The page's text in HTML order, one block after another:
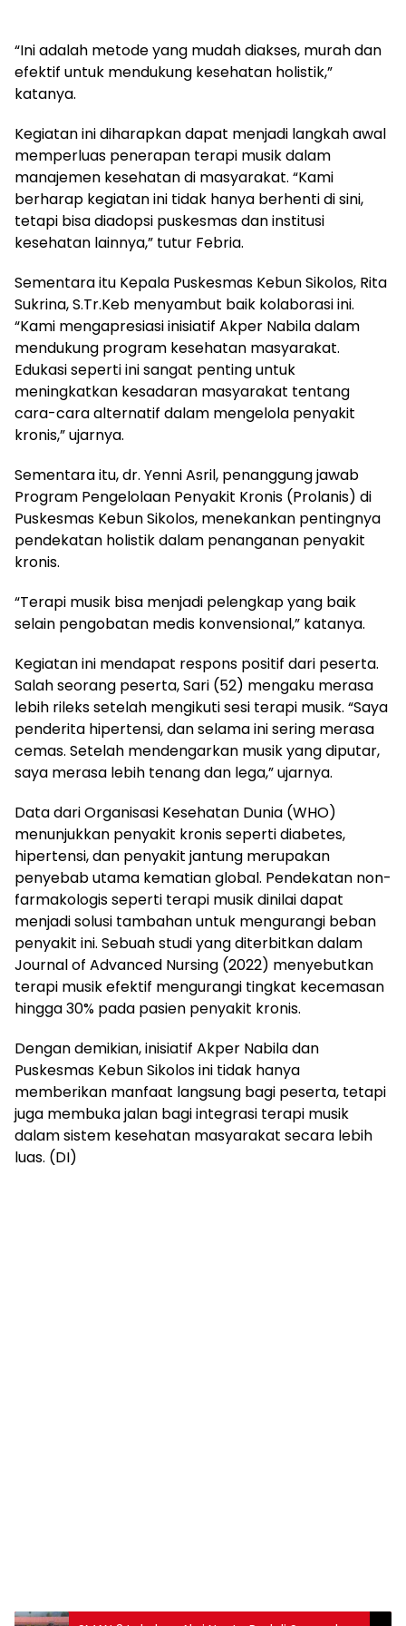
“Ini adalah metode yang mudah diakses, murah dan
efektif untuk mendukung kesehatan holistik,”
katanya.
Kegiatan ini diharapkan dapat menjadi langkah awal
memperluas penerapan terapi musik dalam
manajemen kesehatan di masyarakat. “Kami
berharap kegiatan ini tidak hanya berhenti di sini,
tetapi bisa diadopsi puskesmas dan institusi
kesehatan lainnya,” tutur Febria.
Sementara itu Kepala Puskesmas Kebun Sikolos, Rita
Sukrina, S.Tr.Keb menyambut baik kolaborasi ini.
“Kami mengapresiasi inisiatif Akper Nabila dalam
mendukung program kesehatan masyarakat.
Edukasi seperti ini sangat penting untuk
meningkatkan kesadaran masyarakat tentang
cara-cara alternatif dalam mengelola penyakit
kronis,” ujarnya.
Sementara itu, dr. Yenni Asril, penanggung jawab
Program Pengelolaan Penyakit Kronis (Prolanis) di
Puskesmas Kebun Sikolos, menekankan pentingnya
pendekatan holistik dalam penanganan penyakit
kronis.
“Terapi musik bisa menjadi pelengkap yang baik
selain pengobatan medis konvensional,” katanya.
Kegiatan ini mendapat respons positif dari peserta.
Salah seorang peserta, Sari (52) mengaku merasa
lebih rileks setelah mengikuti sesi terapi musik. “Saya
penderita hipertensi, dan selama ini sering merasa
cemas. Setelah mendengarkan musik yang diputar,
saya merasa lebih tenang dan lega,” ujarnya.
Data dari Organisasi Kesehatan Dunia (WHO)
menunjukkan penyakit kronis seperti diabetes,
hipertensi, dan penyakit jantung merupakan
penyebab utama kematian global. Pendekatan non-
farmakologis seperti terapi musik dinilai dapat
menjadi solusi tambahan untuk mengurangi beban
penyakit ini. Sebuah studi yang diterbitkan dalam
Journal of Advanced Nursing (2022) menyebutkan
terapi musik efektif mengurangi tingkat kecemasan
hingga 30% pada pasien penyakit kronis.
Dengan demikian, inisiatif Akper Nabila dan
Puskesmas Kebun Sikolos ini tidak hanya
memberikan manfaat langsung bagi peserta, tetapi
juga membuka jalan bagi integrasi terapi musik
dalam sistem kesehatan masyarakat secara lebih
luas. (DI)